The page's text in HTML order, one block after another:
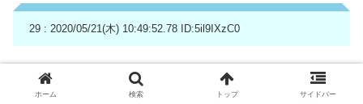
29 : 2020/05/21(木) 10:49:52.78 ID:5il9IXzC0
電車窓開いてるからまー寒いこと
ホーム 検索 トップ サイドバー